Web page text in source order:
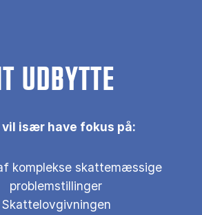
UDBYTTE
vil især have fokus på:
komplekse skattemæssige
problemstillinger
Skattelovgivningen